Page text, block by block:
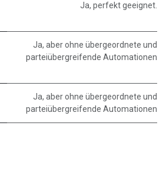
Ja, perfekt geeignet.
Ja, aber ohne übergeordnete und
parteiübergreifende Automationen
Ja, aber ohne übergeordnete und
parteiübergreifende Automationen